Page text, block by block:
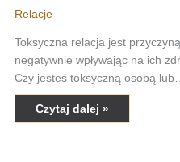
Relacje
Toksyczna relacja jest
negatywnie wpływając na ich
Czy jesteś toksyczną osobą
Czytaj dalej »